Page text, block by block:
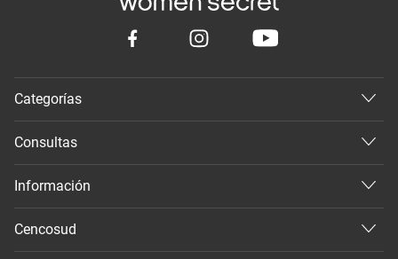
Categorías
Consultas
Información
Cencosud